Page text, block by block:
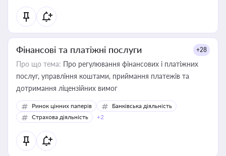
Фінансові та платіжні послуги +28
Про що тема: Про регулювання фінансових і платіжних
послуг, управління коштами, приймання платежів та
дотримання ліцензійних вимог
Ринок цінних паперів
Банківська діяльність
Страхова діяльність
+2